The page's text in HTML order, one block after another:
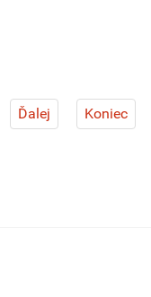
Ďalej Koniec